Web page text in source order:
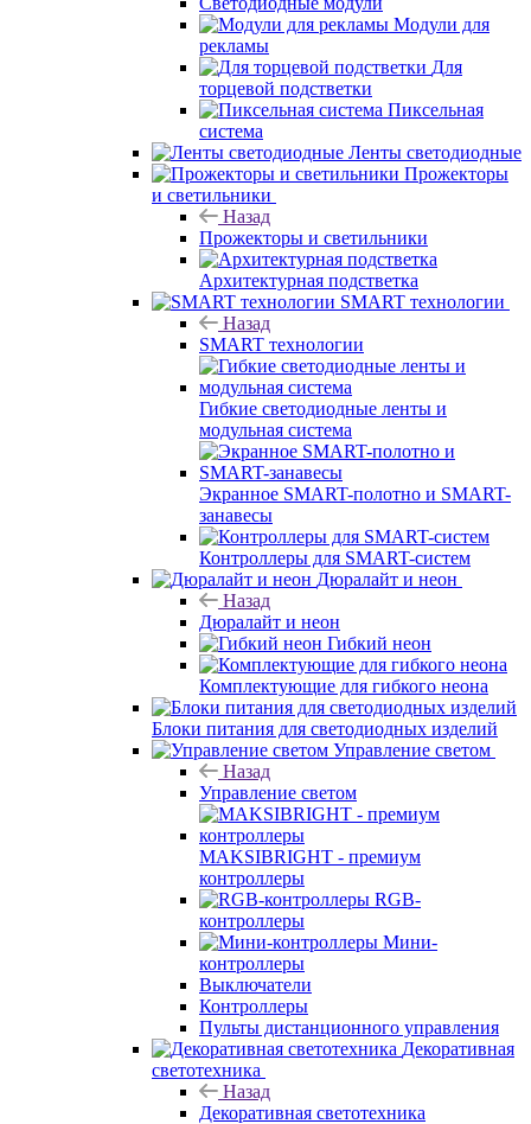
Модули для
рекламы
Для
торцевой подстветки
Пиксельная
система
Ленты светодиодные
Прожекторы
и светильники
Назад
Прожекторы и светильники
Архитектурная подстветка
SMART технологии
Назад
SMART технологии
Гибкие светодиодные ленты и
модульная система
Экранное SMART-полотно и SMART-
занавесы
Контроллеры для SMART-систем
Дюралайт и неон
Назад
Дюралайт и неон
Гибкий неон
Комплектующие для гибкого неона
Блоки питания для светодиодных изделий
Управление светом
Назад
Управление светом
MAKSIBRIGHT - премиум
контроллеры
RGB-
контроллеры
Мини-
контроллеры
Выключатели
Контроллеры
Пульты дистанционного управления
Декоративная
светотехника
Назад
Декоративная светотехника